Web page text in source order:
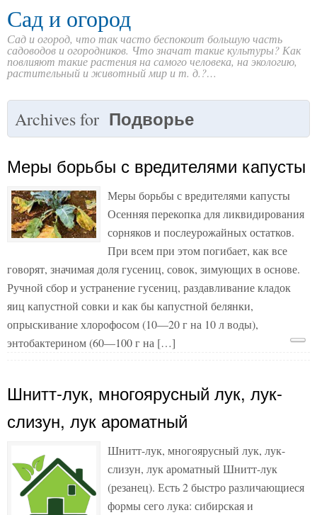
Сад и огород
Сад и огород, что так часто беспокоит большую часть
садоводов и огородников. Что значат такие культуры? Как
повлияют такие растения на самого человека, на экологию,
растительный и животный мир и т. д.?…
Archives for Подворье
Меры борьбы с вредителями капусты
Меры борьбы с вредителями капусты
Осенняя перекопка для ликвидирования
сорняков и послеурожайных остатков.
При всем при этом погибает, как все
говорят, значимая доля гусениц, совок, зимующих в основе.
Ручной сбор и устранение гусениц, раздавливание кладок
яиц капустной совки и как бы капустной белянки,
опрыскивание хлорофосом (10—20 г на 10 л воды),
энтобактерином (60—100 г на […]
Шнитт-лук, многоярусный лук, лук-
слизун, лук ароматный
Шнитт-лук, многоярусный лук, лук-
слизун, лук ароматный Шнитт-лук
(резанец). Есть 2 быстро различающиеся
формы сего лука: сибирская и